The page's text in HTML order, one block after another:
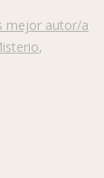
mejor autor/a
,